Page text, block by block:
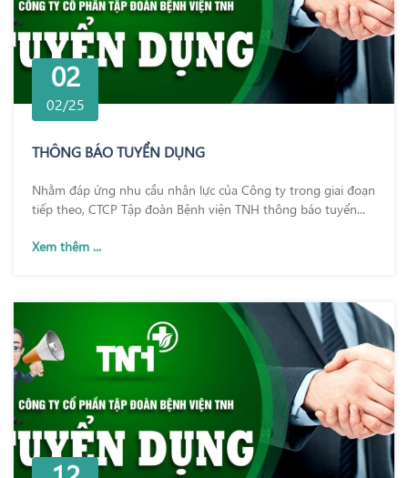
02
02/25
THÔNG BÁO TUYỂN DỤNG
Nhằm đáp ứng nhu cầu nhân lực của Công ty trong giai đoạn
tiếp theo, CTCP Tập đoàn Bệnh viện TNH thông báo tuyển...
Xem thêm ...